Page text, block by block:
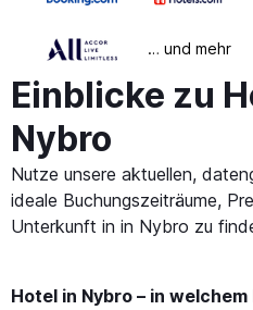
… und mehr
Einblicke zu
Nybro
Nutze unsere aktuellen,
ideale Buchungszeiträume,
Unterkunft in in Nybro zu
Hotel in Nybro – in